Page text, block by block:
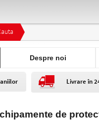
Despre noi
Livrare în
de